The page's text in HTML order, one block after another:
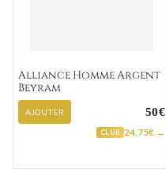
Alliance Homme Argent
Beyram
AJOUTER 50€
CLUB 24,75€ →